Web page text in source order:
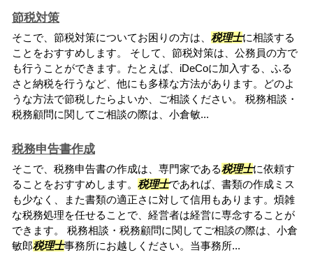
節税対策
そこで、節税対策についてお困りの方は、 税理士に相談する
ことをおすすめします。 そして、節税対策は、公務員の方で
も行うことができます。たとえば、iDeCoに加入する、ふる
さと納税を行うなど、他にも多様な方法があります。どのよ
うな方法で節税したらよいか、ご相談ください。 税務相談・
税務顧問に関してご相談の際は、小倉敏...
税務申告書作成
そこで、税務申告書の作成は、専門家である税理士に依頼す
ることをおすすめします。 税理士であれば、書類の作成ミス
も少なく、また書類の適正さに対して信用もあります。煩雑
な税務処理を任せることで、経営者は経営に専念することが
できます。 税務相談・税務顧問に関してご相談の際は、小倉
敏郎税理士事務所にお越しください。当事務所...